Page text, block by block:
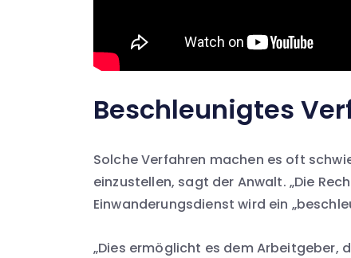
Beschleunigtes
Solche Verfahren machen es oft
einzustellen, sagt der Anwalt. „Die
Einwanderungsdienst wird ein
„Dies ermöglicht es dem Arbeitgeber,